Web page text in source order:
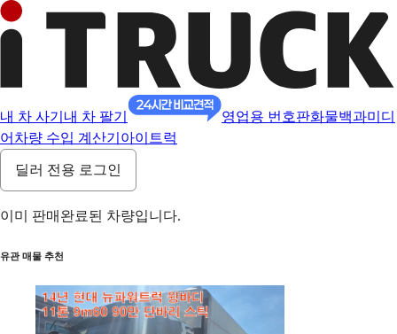
내 차 사기 내 차 팔기 영업용 번호판화물백과미디
어 차량 수입 계산기 아이트럭
딜러 전용 로그인
이미 판매완료된 차량입니다.
유관 매물 추천